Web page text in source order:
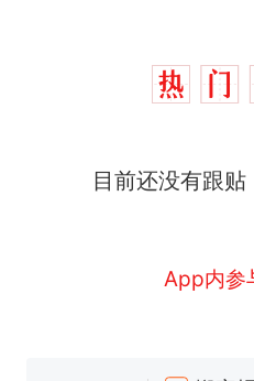
目前还没有跟
App内参
人生
新
搬家